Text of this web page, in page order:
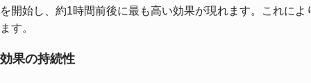
を開始し、約1時間前後に最も高い効果が現れます。これに
ます。
効果の持続性